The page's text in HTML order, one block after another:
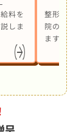
料を
しま
整形外
院の併
ます。